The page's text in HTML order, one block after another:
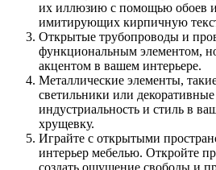
их иллюзию с помощью обоев
имитирующих кирпичную
Открытые трубопроводы и
функциональным элементом,
акцентом в вашем интерьере.
Металлические элементы,
светильники или
индустриальность и стиль в
хрущевку.
Играйте с открытыми
интерьер мебелью. Откройте
создать ощущение свободы и